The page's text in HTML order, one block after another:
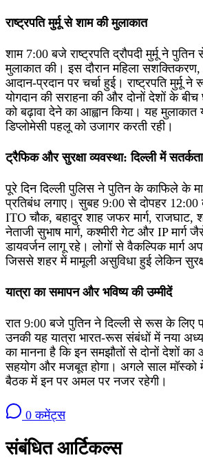
राष्ट्रपति मुर्मू से शाम की मुलाकात
शाम 7:00 बजे राष्ट्रपति द्रौपदी मुर्मू ने पुतिन
मुलाकात की। इस दौरान महिला
आदान-प्रदान पर चर्चा हुई। राष्ट्रपति मुर्मू
योगदान की सराहना की और दोनों देशों के बीच
को बढ़ावा देने का आह्वान किया। यह मुलाकात
डिप्लोमेसी पहलू को उजागर करती रही।
ट्रैफिक और सुरक्षा व्यवस्था: दिल्ली में सतर्कता
पूरे दिन दिल्ली पुलिस ने पुतिन के काफिले के
प्रतिबंध लगाए। सुबह 9:00 से दोपहर
ITO चौक, बहादुर शाह जफर मार्ग, राजघाट,
नेताजी सुभाष मार्ग, कश्मीरी गेट और IP मार्ग
डायवर्जन लागू रहे। लोगों से वैकल्पिक मार्ग
जिससे शहर में मामूली असुविधा हुई लेकिन
यात्रा का समापन और भविष्य की उम्मीदें
रात 9:00 बजे पुतिन ने दिल्ली से रूस के लिए
उनकी यह यात्रा भारत-रूस संबंधों में नया
का मानना है कि इन समझौतों से दोनों देशों
सहयोग और मजबूत होगा। अगले साल मॉस्को
बैठक में इन पर अमल पर नजर रहेगी।
0 कमेंट्स
संबंधित आर्टिकल्स